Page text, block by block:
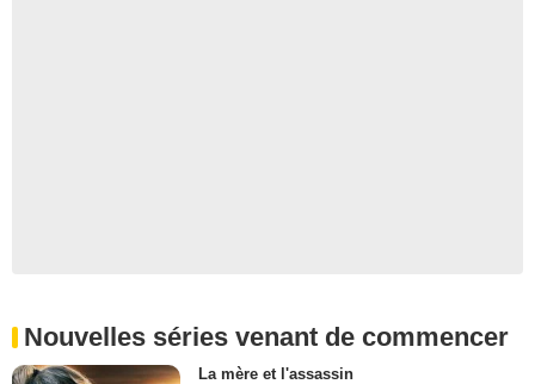
Nouvelles séries venant de commencer
La mère et l'assassin